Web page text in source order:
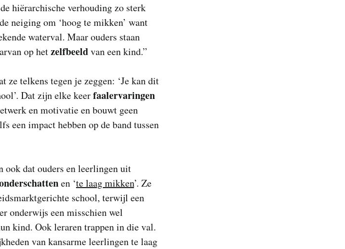
hiërarchische verhouding zo sterk
neiging om ‘hoog te mikken’ want
waterval. Maar ouders staan
op hetzelfbeeldvan een kind.”
ze telkens tegen je zeggen: ‘Je kan dit
Dat zijn elke keerfaalervaringen
en motivatie en bouwt geen
een impact hebben op de band tussen
ook dat ouders en leerlingen uit
en ‘te laag mikken’. Ze
school, terwijl een
onderwijs een misschien wel
kind. Ook leraren trappen in die val.
van kansarme leerlingen te laag